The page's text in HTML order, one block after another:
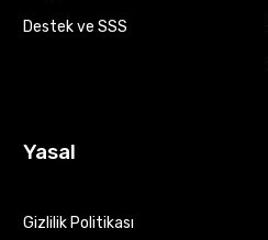
Destek ve SSS
Yasal
Gizlilik Politikası